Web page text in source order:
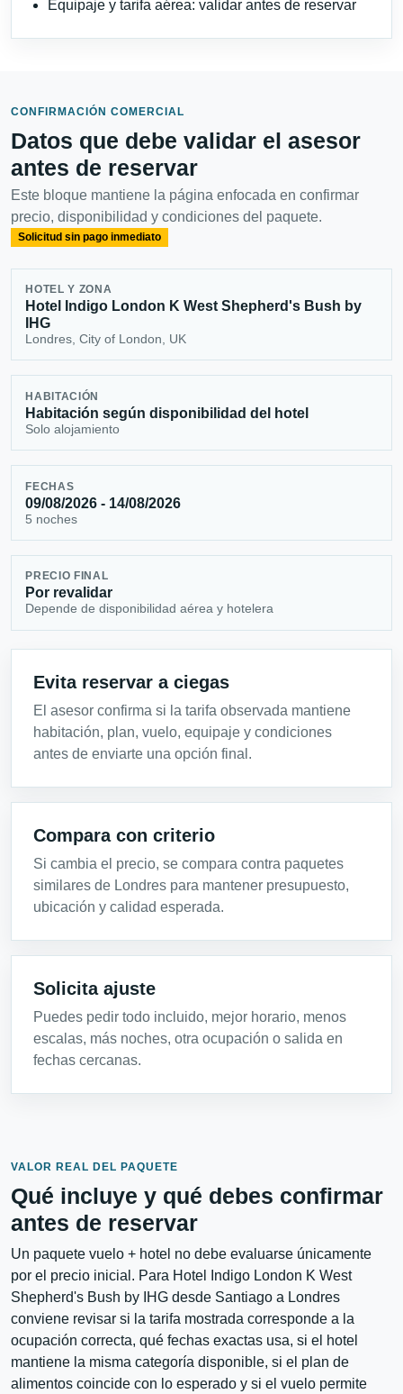
Equipaje y tarifa aérea: validar antes de reservar
CONFIRMACIÓN COMERCIAL
Datos que debe validar el asesor
antes de reservar
Este bloque mantiene la página enfocada en confirmar
precio, disponibilidad y condiciones del paquete.
Solicitud sin pago inmediato
HOTEL Y ZONA
Hotel Indigo London K West Shepherd's Bush by
IHG
Londres, City of London, UK
HABITACIÓN
Habitación según disponibilidad del hotel
Solo alojamiento
FECHAS
09/08/2026 - 14/08/2026
5 noches
PRECIO FINAL
Por revalidar
Depende de disponibilidad aérea y hotelera
Evita reservar a ciegas
El asesor confirma si la tarifa observada mantiene
habitación, plan, vuelo, equipaje y condiciones
antes de enviarte una opción final.
Compara con criterio
Si cambia el precio, se compara contra paquetes
similares de Londres para mantener presupuesto,
ubicación y calidad esperada.
Solicita ajuste
Puedes pedir todo incluido, mejor horario, menos
escalas, más noches, otra ocupación o salida en
fechas cercanas.
VALOR REAL DEL PAQUETE
Qué incluye y qué debes confirmar
antes de reservar
Un paquete vuelo + hotel no debe evaluarse únicamente
por el precio inicial. Para Hotel Indigo London K West
Shepherd's Bush by IHG desde Santiago a Londres
conviene revisar si la tarifa mostrada corresponde a la
ocupación correcta, qué fechas exactas usa, si el hotel
mantiene la misma categoría disponible, si el plan de
alimentos coincide con lo esperado y si el vuelo permite